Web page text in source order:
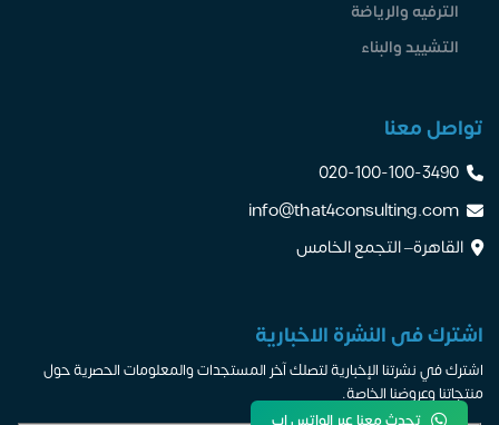
تحدث معنا عبر الواتس اب
الترفيه والرياضة
التشييد والبناء
تواصل معنا
020-100-100-3490
info@that4consulting.com
القاهرة– التجمع الخامس
اشترك فى النشرة الاخبارية
اشترك في نشرتنا الإخبارية لتصلك آخر المستجدات والمعلومات الحصرية حول
منتجاتنا وعروضنا الخاصة.